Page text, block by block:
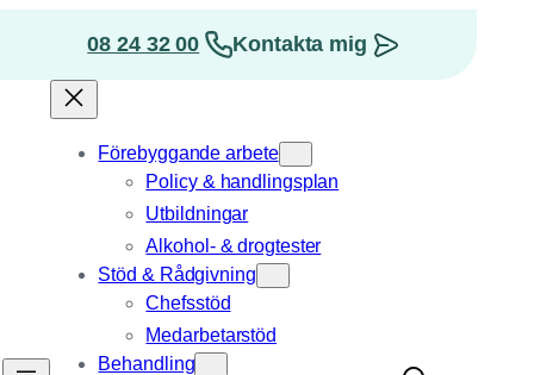
08 24 32 00 Kontakta mig
Förebyggande arbete
Policy & handlingsplan
Utbildningar
Alkohol- & drogtester
Stöd & Rådgivning
Chefsstöd
Medarbetarstöd
Behandling